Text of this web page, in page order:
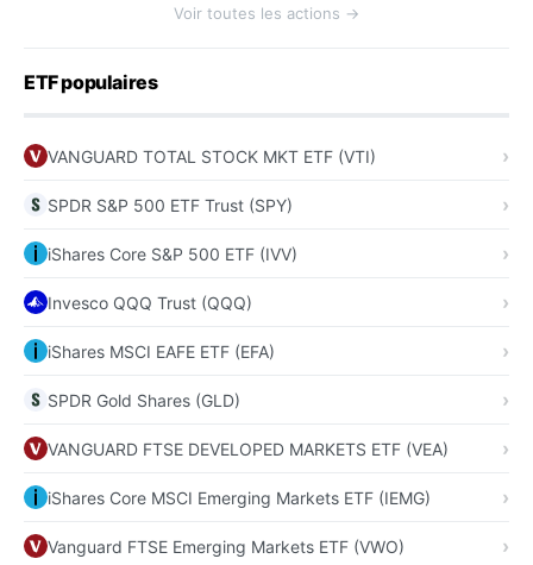
Voir toutes les actions →
ETF populaires
VANGUARD TOTAL STOCK MKT ETF (VTI)
SPDR S&P 500 ETF Trust (SPY)
iShares Core S&P 500 ETF (IVV)
Invesco QQQ Trust (QQQ)
iShares MSCI EAFE ETF (EFA)
SPDR Gold Shares (GLD)
VANGUARD FTSE DEVELOPED MARKETS ETF (VEA)
iShares Core MSCI Emerging Markets ETF (IEMG)
Vanguard FTSE Emerging Markets ETF (VWO)